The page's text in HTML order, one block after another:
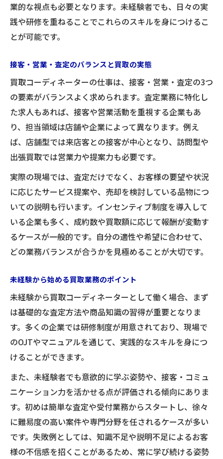
買取業務のインセンティブ制度を詳しく解
説
成果報酬型の買取コーディネーターの働き
収入アップを実現する買取業務の工夫
買取現場の実際のインセンティブ事例
働き方やキャリア選択に役立つ買取職のポイン
トまとめ
買取コーディネーターの働き方の多様性
買取職でキャリアを築くための指針
未経験からの転職に役立つ買取市場情報
収入・評価制度から見る買取職の将来性
買取現場で自分に合う働き方を見つける方
法
業的な視点も必要となります。未経験者でも、日々の実
践や研修を重ねることでこれらのスキルを身につけるこ
とが可能です。
接客・営業・査定のバランスと買取の実態
買取コーディネーターの仕事は、接客・営業・査定の3つ
の要素がバランスよく求められます。査定業務に特化し
た求人もあれば、接客や営業活動を重視する企業もあ
り、担当領域は店舗や企業によって異なります。例え
ば、店舗型では来店客との接客が中心となり、訪問型や
出張買取では営業力や提案力も必要です。
実際の現場では、査定だけでなく、お客様の要望や状況
に応じたサービス提案や、売却を検討している品物につ
いての説明も行います。インセンティブ制度を導入して
いる企業も多く、成約数や買取額に応じて報酬が変動す
るケースが一般的です。自分の適性や希望に合わせて、
どの業務バランスが合うかを見極めることが大切です。
未経験から始める買取業務のポイント
未経験から買取コーディネーターとして働く場合、まず
は基礎的な査定方法や商品知識の習得が重要となりま
す。多くの企業では研修制度が用意されており、現場で
のOJTやマニュアルを通じて、実践的なスキルを身につ
けることができます。
また、未経験者でも意欲的に学ぶ姿勢や、接客・コミュ
ニケーション力を活かせる点が評価される傾向にありま
す。初めは簡単な査定や受付業務からスタートし、徐々
に難易度の高い案件や専門分野を任されるケースが多い
です。失敗例としては、知識不足や説明不足によるお客
様の不信感を招くことがあるため、常に学び続ける姿勢